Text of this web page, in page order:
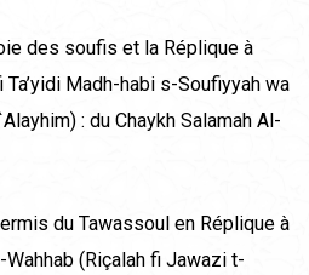
des soufis et la Réplique à
Madh-habi s-Soufiyyah wa
: du Chaykh Salamah Al-
du Tawassoul en Réplique à
(Riçalah fi Jawazi t-